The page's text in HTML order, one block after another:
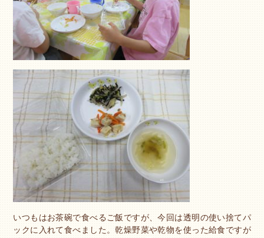
いつもはお茶碗で食べるご飯ですが、今回は透明の使い捨てパ
ックに入れて食べました。乾燥野菜や乾物を使った給食ですが